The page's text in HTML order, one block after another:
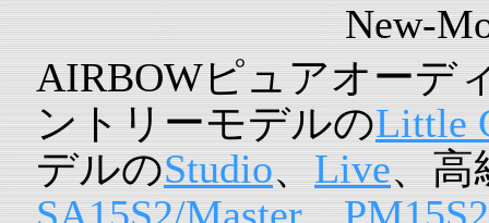
New-
AIRBOWピュアオーデ
ントリーモデルのLittle
デルのStudio、Live、高